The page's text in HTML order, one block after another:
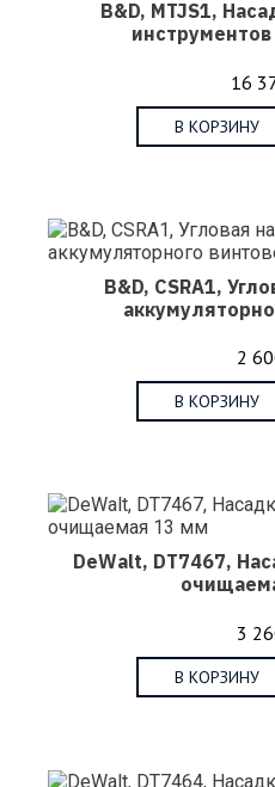
B&D, MTJS1,
16
В КОРЗИНУ
B&D, CSRA1,
2
В КОРЗИНУ
DeWalt, DT7467,
3
В КОРЗИНУ